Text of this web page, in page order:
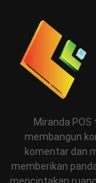
Miranda
membangun
komentar dan
memberikan
menciptakan